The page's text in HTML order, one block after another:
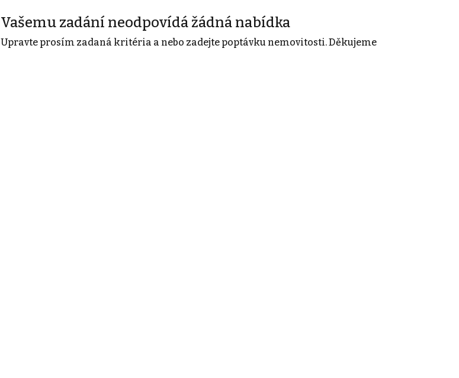
Vašemu zadání neodpovídá žádná nabídka
Upravte prosím zadaná kritéria a nebo zadejte poptávku nemovitosti. Děkujeme